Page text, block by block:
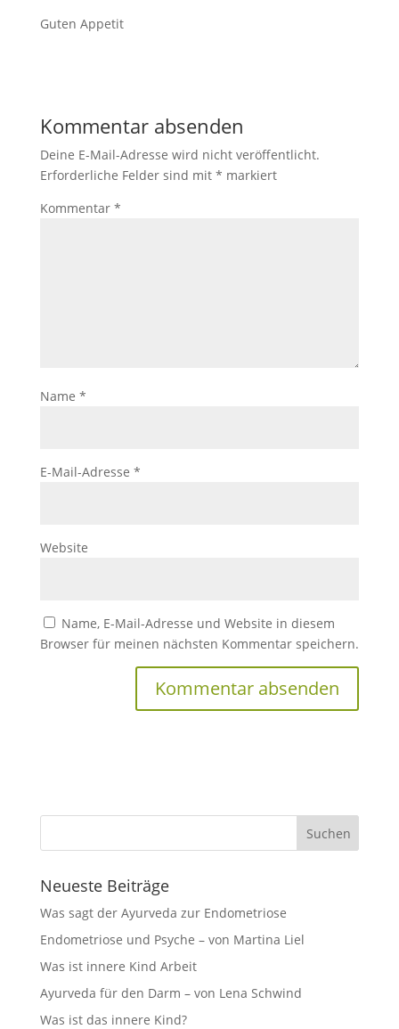
Guten Appetit
Kommentar absenden
Deine E-Mail-Adresse wird nicht veröffentlicht.
Erforderliche Felder sind mit * markiert
Kommentar *
Name *
E-Mail-Adresse *
Website
Name, E-Mail-Adresse und Website in diesem
Browser für meinen nächsten Kommentar speichern.
Neueste Beiträge
Was sagt der Ayurveda zur Endometriose
Endometriose und Psyche – von Martina Liel
Was ist innere Kind Arbeit
Ayurveda für den Darm – von Lena Schwind
Was ist das innere Kind?